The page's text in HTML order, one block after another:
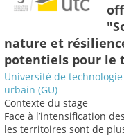
nature et
potentiels pour le
Université de
urbain (GU)
Contexte du stage
Face à l’intensification
les territoires sont de